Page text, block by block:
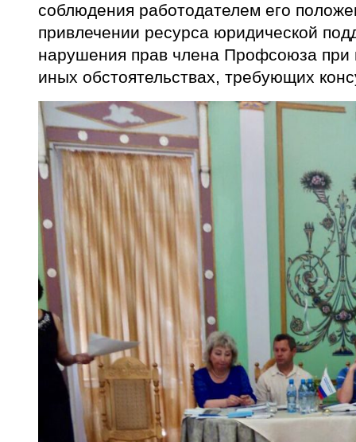
соблюдения работодателем его
привлечении ресурса юридической
нарушения прав члена Профсоюза
иных обстоятельствах, требующих